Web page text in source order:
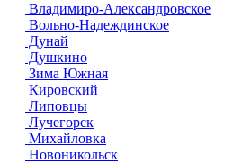
Владимиро-Александровское
Вольно-Надеждинское
Дунай
Душкино
Зима Южная
Кировский
Липовцы
Лучегорск
Михайловка
Новоникольск